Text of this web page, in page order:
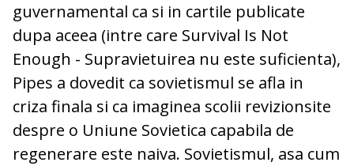
guvernamental ca si in cartile publicate
dupa aceea (intre care Survival Is Not
Enough - Supravietuirea nu este suficienta),
Pipes a dovedit ca sovietismul se afla in
criza finala si ca imaginea scolii revizionsite
despre o Uniune Sovietica capabila de
regenerare este naiva. Sovietismul, asa cum